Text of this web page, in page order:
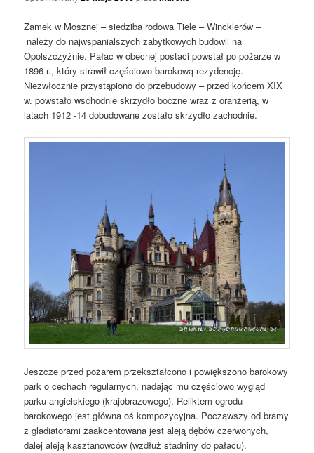
Zamek w Mosznej – siedziba rodowa Tiele – Wincklerów –
należy do najwspanialszych zabytkowych budowli na
Opolszczyźnie. Pałac w obecnej postaci powstał po pożarze w
1896 r., który strawił częściowo barokową rezydencję.
Niezwłocznie przystąpiono do przebudowy – przed końcem XIX
w. powstało wschodnie skrzydło boczne wraz z oranżerią, w
latach 1912 -14 dobudowane zostało skrzydło zachodnie.
Jeszcze przed pożarem przekształcono i powiększono barokowy
park o cechach regularnych, nadając mu częściowo wygląd
parku angielskiego (krajobrazowego). Reliktem ogrodu
barokowego jest główna oś kompozycyjna. Począwszy od bramy
z gladiatorami zaakcentowana jest aleją dębów czerwonych,
dalej aleją kasztanowców (wzdłuż stadniny do pałacu).